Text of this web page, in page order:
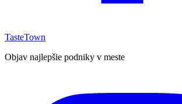
TasteTown
Objav najlepšie podniky v meste